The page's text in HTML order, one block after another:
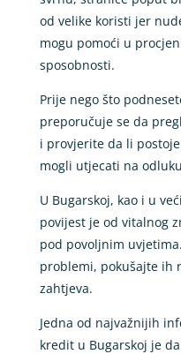
od velike koristi jer
mogu pomoći u
sposobnosti.
Prije nego što
preporučuje se da
i provjerite da li
mogli utjecati na
U Bugarskoj, kao i u
povijest je od vitalnog
pod povoljnim
problemi, pokušajte ih
zahtjeva.
Jedna od najvažnijih
kredit u Bugarskoj je